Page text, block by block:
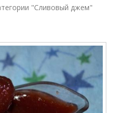
"Сливовый джем"